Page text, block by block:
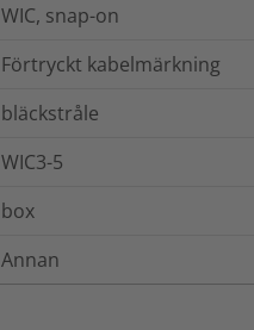
WIC, snap-on
Förtryckt kabelmärkning
bläckstråle
WIC3-5
box
Annan